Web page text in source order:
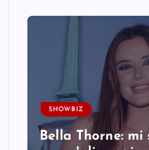
SHOWBIZ
Bella Thorne: